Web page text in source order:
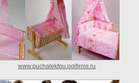
www.puchatekfpu.polfirms.ru